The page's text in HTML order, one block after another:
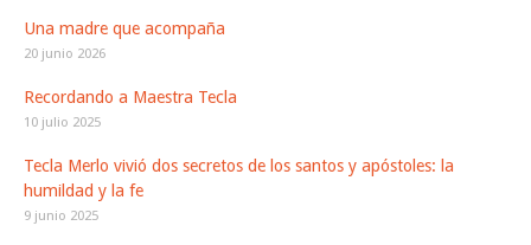
Una madre que acompaña
20 junio 2026
Recordando a Maestra Tecla
10 julio 2025
Tecla Merlo vivió dos secretos de los santos y apóstoles: la
humildad y la fe
9 junio 2025